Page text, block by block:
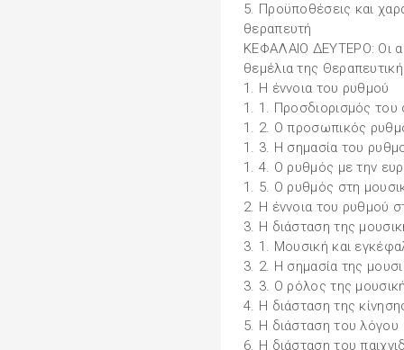
5. Προϋποθέσεις και
θεραπευτή
ΚΕΦΑΛΑΙΟ ΔΕΥΤΕΡΟ: Οι
θεμέλια της
1. Η έννοια του ρυθμού
1. 1. Προσδιορισμός
1. 2. Ο προσωπικός
1. 3. Η σημασία του
1. 4. Ο ρυθμός με την
1. 5. Ο ρυθμός στη
2. Η έννοια του ρυθμού
3. Η διάσταση της
3. 1. Μουσική και
3. 2. Η σημασία της
3. 3. Ο ρόλος της
4. Η διάσταση της
5. Η διάσταση του λόγου
6. Η διάσταση του